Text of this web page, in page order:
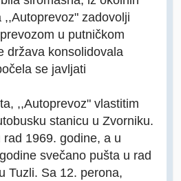
zadovolji
u putničkom
država konsolidovala
se javljati
,,Autoprevoz" vlastitim
stanicu u Zvorniku.
1969. godine, a u
svečano pušta u rad
Tuzli. Sa 12. perona,